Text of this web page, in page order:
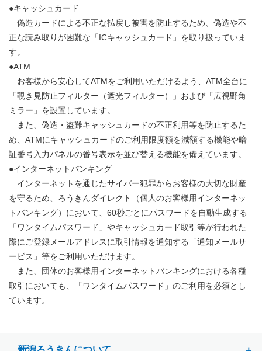
●キャッシュカード
偽造カードによる不正な払戻し被害を防止するため、偽造や不
正な読み取りが困難な「ICキャッシュカード」を取り扱っていま
す。
●ATM
お客様から安心してATMをご利用いただけるよう、ATM全台に
「覗き見防止フィルター（遮光フィルター）」および「広視野角
ミラー」を設置しています。
また、偽造・盗難キャッシュカードの不正利用等を防止するた
め、ATMにキャッシュカードのご利用限度額を減額する機能や暗
証番号入力パネルの番号表示を並び替える機能を備えています。
●インターネットバンキング
インターネットを通じたサイバー犯罪からお客様の大切な財産
を守るため、ろうきんダイレクト（個人のお客様用インターネッ
トバンキング）において、60秒ごとにパスワードを自動生成する
「ワンタイムパスワード」やキャッシュカード取引等が行われた
際にご登録メールアドレスに取引情報を通知する「通知メールサ
ービス」等をご利用いただけます。
また、団体のお客様用インターネットバンキングにおける各種
取引においても、「ワンタイムパスワード」のご利用を必須とし
ています。